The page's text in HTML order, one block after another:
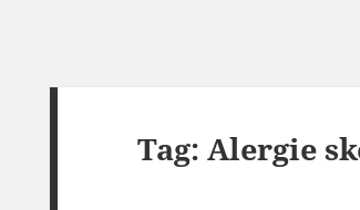
Tag:Alergie